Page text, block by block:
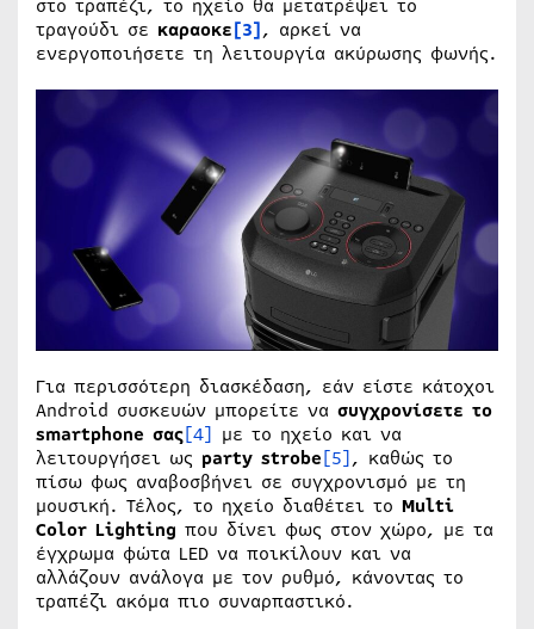
στο τραπέζι, το ηχείο θα μετατρέψει το
τραγούδι σε καραοκε[3], αρκεί να
ενεργοποιήσετε τη λειτουργία ακύρωσης φωνής.
Για περισσότερη διασκέδαση, εάν είστε κάτοχοι
Android συσκευών μπορείτε να συγχρονίσετε το
smartphone σας[4] με το ηχείο και να
λειτουργήσει ως party strobe[5], καθώς το
πίσω φως αναβοσβήνει σε συγχρονισμό με τη
μουσική. Τέλος, το ηχείο διαθέτει το Multi
Color Lighting που δίνει φως στον χώρο, με τα
έγχρωμα φώτα LED να ποικίλουν και να
αλλάζουν ανάλογα με τον ρυθμό, κάνοντας το
τραπέζι ακόμα πιο συναρπαστικό.